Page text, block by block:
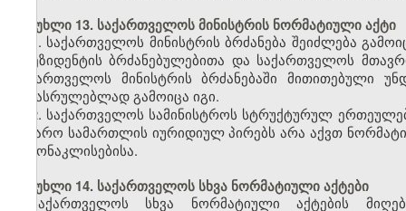
მუხლი 13. საქართველოს მინისტრის ნორმატიული აქტი
1. საქართველოს მინისტრის ბრძანება შეიძლება
პრეზიდენტის ბრძანებულებითა და საქართველოს
საქართველოს მინისტრის ბრძანებაში
შესასრულებლად გამოიცა იგი.
2. საქართველოს სამინისტროს სტრუქტურულ
საჯარო სამართლის იურიდიულ პირებს არა აქვთ
გამონაკლისებისა.
მუხლი 14. საქართველოს სხვა ნორმატიული აქტები
საქართველოს სხვა ნორმატიული აქტების